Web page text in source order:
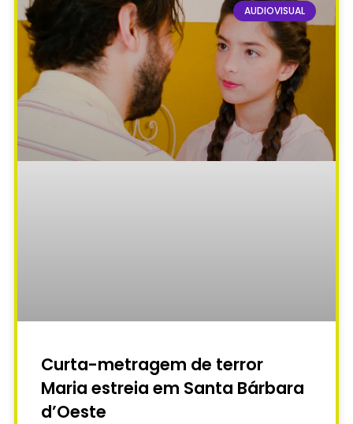
AUDIOVISUAL
Curta-metragem de terror
Maria estreia em Santa Bárbara
d’Oeste